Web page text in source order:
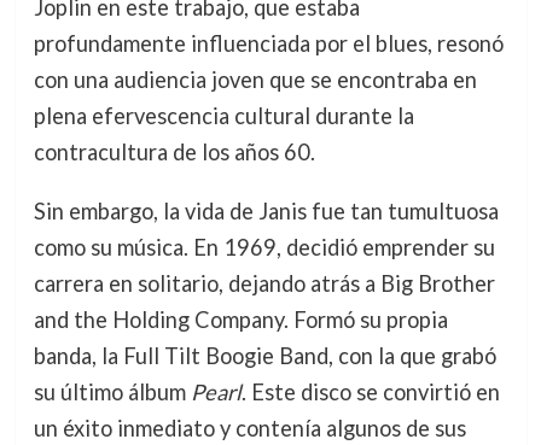
Joplin en este trabajo, que estaba
profundamente influenciada por el blues, resonó
con una audiencia joven que se encontraba en
plena efervescencia cultural durante la
contracultura de los años 60.
Sin embargo, la vida de Janis fue tan tumultuosa
como su música. En 1969, decidió emprender su
carrera en solitario, dejando atrás a Big Brother
and the Holding Company. Formó su propia
banda, la Full Tilt Boogie Band, con la que grabó
su último álbum Pearl. Este disco se convirtió en
un éxito inmediato y contenía algunos de sus